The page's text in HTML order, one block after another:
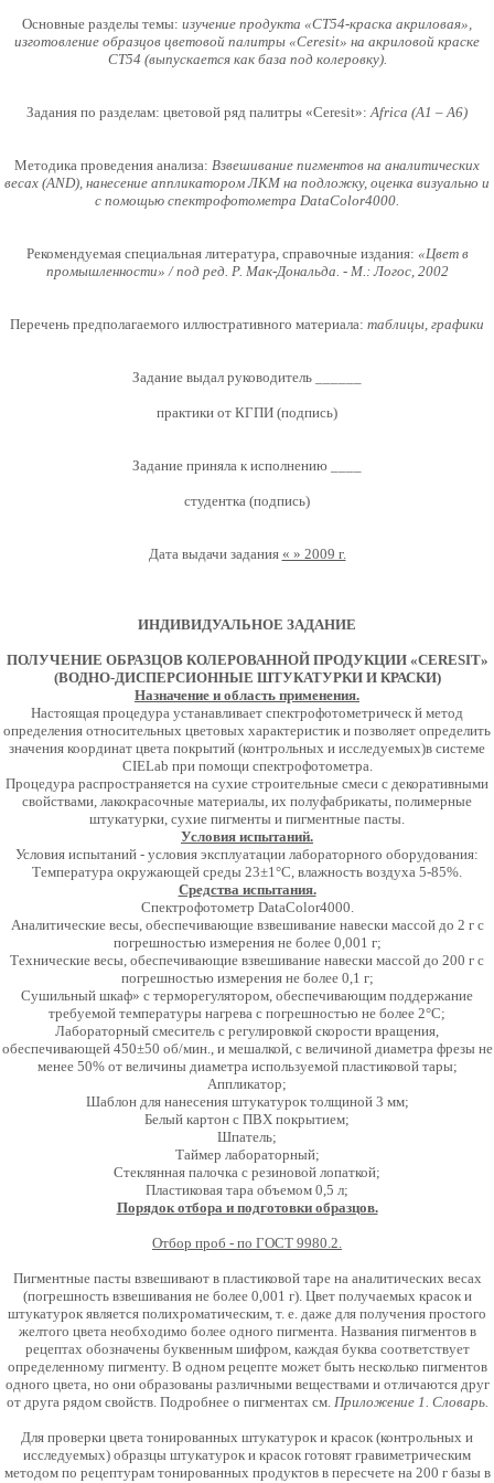
Основные разделы темы: изучение продукта «СТ54-краска акриловая»,
изготовление образцов цветовой палитры «Ceresit» на акриловой краске
СТ54 (выпускается как база под колеровку).
Задания по разделам: цветовой ряд палитры «Ceresit»:Africa (A1 – A6)
Методика проведения анализа: Взвешивание пигментов на аналитических
весах (AND), нанесение аппликатором ЛКМ на подложку, оценка визуально и
с помощью спектрофотометра DataColor4000.
Рекомендуемая специальная литература, справочные издания: «Цвет в
промышленности» / под ред. Р. Мак-Дональда. - М.: Логос, 2002
Перечень предполагаемого иллюстративного материала: таблицы, графики
Задание выдал руководитель ___
практики от КГПИ (подпись)
Задание приняла к исполнению ___
студентка (подпись)
Дата выдачи задания « » 2009 г.
ИНДИВИДУАЛЬНОЕ ЗАДАНИЕ
ПОЛУЧЕНИЕ ОБРАЗЦОВ КОЛЕРОВАННОЙ ПРОДУКЦИИ «CERESIT»
(ВОДНО-ДИСПЕРСИОННЫЕ ШТУКАТУРКИ И КРАСКИ)
Назначение и область применения.
Настоящая процедура устанавливает спектрофотометрическ й метод
определения относительных цветовых характеристик и позволяет определить
значения координат цвета покрытий (контрольных и исследуемых)в системе
CIELab при помощи спектрофотометра.
Процедура распространяется на сухие строительные смеси с декоративными
свойствами, лакокрасочные материалы, их полуфабрикаты, полимерные
штукатурки, сухие пигменты и пигментные пасты.
Условия испытаний.
Условия испытаний - условия эксплуатации лабораторного оборудования:
Температура окружающей среды 23±1°С, влажность воздуха 5-85%.
Средства испытания.
Спектрофотометр DataColor4000.
Аналитические весы, обеспечивающие взвешивание навески массой до 2 г с
погрешностью измерения не более 0,001 г;
Технические весы, обеспечивающие взвешивание навески массой до 200 г с
погрешностью измерения не более 0,1 г;
Сушильный шкаф» с терморегулятором, обеспечивающим поддержание
требуемой температуры нагрева с погрешностью не более 2°С;
Лабораторный смеситель с регулировкой скорости вращения,
обеспечивающей 450±50 об/мин., и мешалкой, с величиной диаметра фрезы не
менее 50% от величины диаметра используемой пластиковой тары;
Аппликатор;
Шаблон для нанесения штукатурок толщиной 3 мм;
Белый картон с ПВХ покрытием;
Шпатель;
Таймер лабораторный;
Стеклянная палочка с резиновой лопаткой;
Пластиковая тара объемом 0,5 л;
Порядок отбора и подготовки образцов.
Отбор проб - по ГОСТ 9980.2.
Пигментные пасты взвешивают в пластиковой таре на аналитических весах
(погрешность взвешивания не более 0,001 г). Цвет получаемых красок и
штукатурок является полихроматическим, т. е. даже для получения простого
желтого цвета необходимо более одного пигмента. Названия пигментов в
рецептах обозначены буквенным шифром, каждая буква соответствует
определенному пигменту. В одном рецепте может быть несколько пигментов
одного цвета, но они образованы различными веществами и отличаются друг
от друга рядом свойств. Подробнее о пигментах см. Приложение 1. Словарь.
Для проверки цвета тонированных штукатурок и красок (контрольных и
исследуемых) образцы штукатурок и красок готовят гравиметрическим
методом по рецептурам тонированных продуктов в пересчете на 200 г базы в